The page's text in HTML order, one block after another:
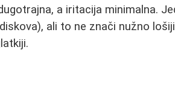
a iritacija minimalna.
ali to ne znači nužno